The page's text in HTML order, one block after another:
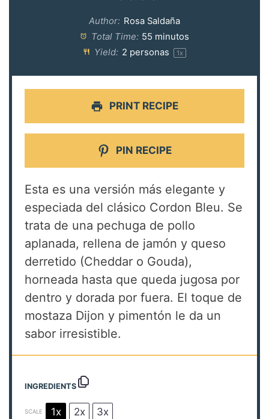
Author: Rosa Saldaña
Total Time: 55 minutos
Yield: 2 personas 1x
PRINT RECIPE
PIN RECIPE
Esta es una versión más elegante y
especiada del clásico Cordon Bleu. Se
trata de una pechuga de pollo
aplanada, rellena de jamón y queso
derretido (Cheddar o Gouda),
horneada hasta que queda jugosa por
dentro y dorada por fuera. El toque de
mostaza Dijon y pimentón le da un
sabor irresistible.
INGREDIENTS
SCALE 1x 2x 3x